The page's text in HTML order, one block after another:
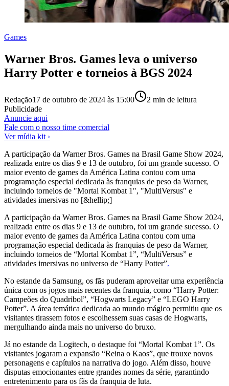
Games
Warner Bros. Games leva o universo
Harry Potter e torneios à BGS 2024
Redação17 de outubro de 2024 às 15:00 2 min de leitura
Publicidade
Anuncie aqui
Fale com o nosso time comercial
Ver mídia kit ›
A participação da Warner Bros. Games na Brasil Game Show 2024,
realizada entre os dias 9 e 13 de outubro, foi um grande sucesso. O
maior evento de games da América Latina contou com uma
programação especial dedicada às franquias de peso da Warner,
incluindo torneios de "Mortal Kombat 1", "MultiVersus" e
atividades imersivas no [&hellip;]
A participação da Warner Bros. Games na Brasil Game Show 2024,
realizada entre os dias 9 e 13 de outubro, foi um grande sucesso. O
maior evento de games da América Latina contou com uma
programação especial dedicada às franquias de peso da Warner,
incluindo torneios de “Mortal Kombat 1”, “MultiVersus” e
atividades imersivas no universo de “Harry Potter”.
No estande da Samsung, os fãs puderam aproveitar uma experiência
única com os jogos mais recentes da franquia, como “Harry Potter:
Campeões do Quadribol”, “Hogwarts Legacy” e “LEGO Harry
Potter”. A área temática dedicada ao mundo mágico permitiu que os
visitantes tirassem fotos e escolhessem suas casas de Hogwarts,
mergulhando ainda mais no universo do bruxo.
Já no estande da Logitech, o destaque foi “Mortal Kombat 1”. Os
visitantes jogaram a expansão “Reina o Kaos”, que trouxe novos
personagens e capítulos na narrativa do jogo. Além disso, houve
disputas emocionantes entre grandes nomes da série, garantindo
entretenimento para os fãs da franquia de luta.